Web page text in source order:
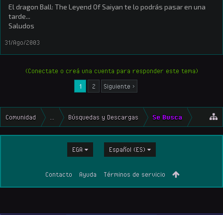
El dragon Ball: The Leyend Of Saiyan te lo podrás pasar en una
tarde...
Saludos
31/Ago/2003
(Conectate o creá una cuenta para responder este tema)
1
2 Siguiente >
Comunidad Búsquedas y Descargas Se Busca
EGA Español (ES)
Contacto Ayuda Términos de servicio